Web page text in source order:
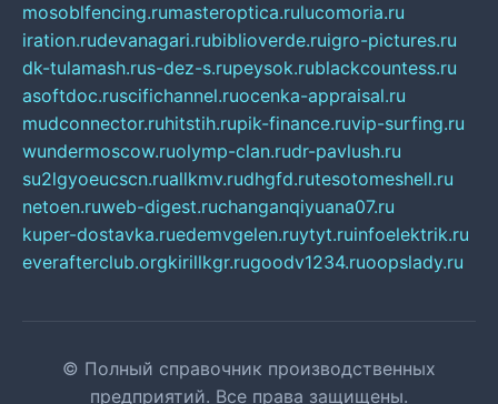
mosoblfencing.rumasteroptica.rulucomoria.ru
iration.rudevanagari.rubiblioverde.ruigro-pictures.ru
dk-tulamash.rus-dez-s.rupeysok.rublackcountess.ru
asoftdoc.ruscifichannel.ruocenka-appraisal.ru
mudconnector.ruhitstih.rupik-finance.ruvip-surfing.ru
wundermoscow.ruolymp-clan.rudr-pavlush.ru
su2lgyoeucscn.ruallkmv.rudhgfd.rutesotomeshell.ru
netoen.ruweb-digest.ruchanganqiyuana07.ru
kuper-dostavka.ruedemvgelen.ruytyt.ruinfoelektrik.ru
everafterclub.orgkirillkgr.rugoodv1234.ruoopslady.ru
© Полный справочник производственных
предприятий. Все права защищены.